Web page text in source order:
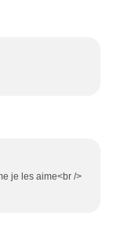
je les aime<br />